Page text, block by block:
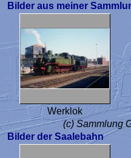
Bilder aus meiner
Werklok
(c) Sammlung
Bilder der Saalebahn